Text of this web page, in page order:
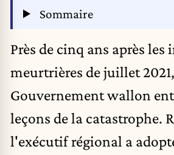
Sommaire
Près de cinq ans après
meurtrières de juillet
Gouvernement wallon
leçons de la catastrophe.
l'exécutif régional a